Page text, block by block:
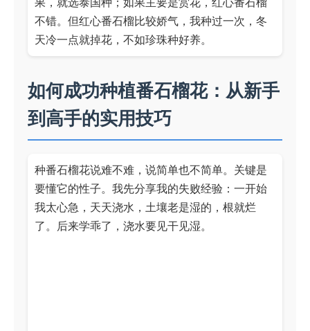
不错。但红心番石榴比较娇气，我种过一次，冬
天冷一点就掉花，不如珍珠种好养。
如何成功种植番石榴花：从新手
到高手的实用技巧
种番石榴花说难不难，说简单也不简单。关键是
要懂它的性子。我先分享我的失败经验：一开始
我太心急，天天浇水，土壤老是湿的，根就烂
了。后来学乖了，浇水要见干见湿。